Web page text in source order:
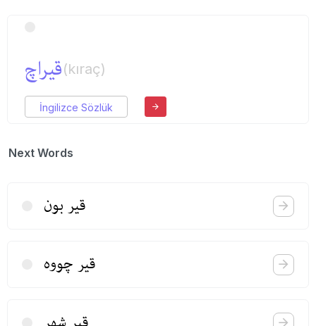
قیراچ(kıraç)
İngilizce Sözlük
Next Words
قیر بون
قیر چووه